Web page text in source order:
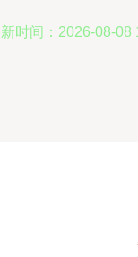
时间：2026-08-08